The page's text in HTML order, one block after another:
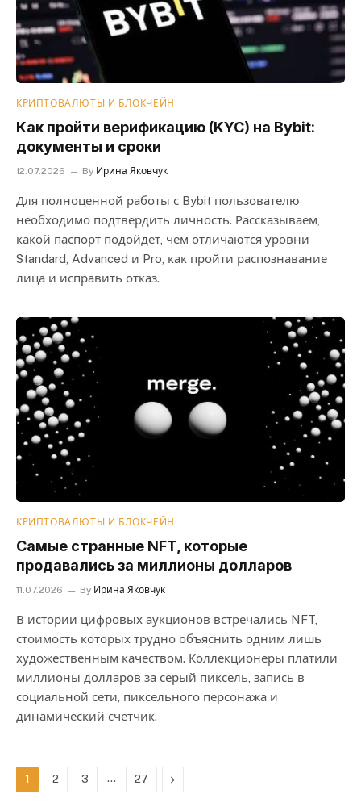
КРИПТОВАЛЮТЫ И БЛОКЧЕЙН
Как пройти верификацию (KYC) на Bybit:
документы и сроки
12.07.2026 By Ирина Яковчук
Для полноценной работы с Bybit пользователю
необходимо подтвердить личность. Рассказываем,
какой паспорт подойдет, чем отличаются уровни
Standard, Advanced и Pro, как пройти распознавание
лица и исправить отказ.
КРИПТОВАЛЮТЫ И БЛОКЧЕЙН
Самые странные NFT, которые
продавались за миллионы долларов
11.07.2026 By Ирина Яковчук
В истории цифровых аукционов встречались NFT,
стоимость которых трудно объяснить одним лишь
художественным качеством. Коллекционеры платили
миллионы долларов за серый пиксель, запись в
социальной сети, пиксельного персонажа и
динамический счетчик.
1 2 3 … 27 Next